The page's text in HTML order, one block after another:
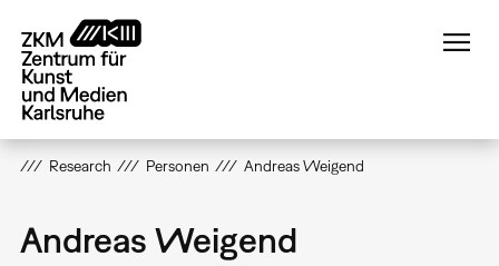
zum
Inhalt
Research Personen Andreas Weigend
Andreas Weigend